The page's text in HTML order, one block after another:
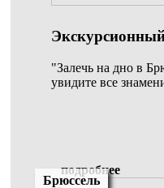
"Залечь на дно в
увидите все
подробнее
Брюссель